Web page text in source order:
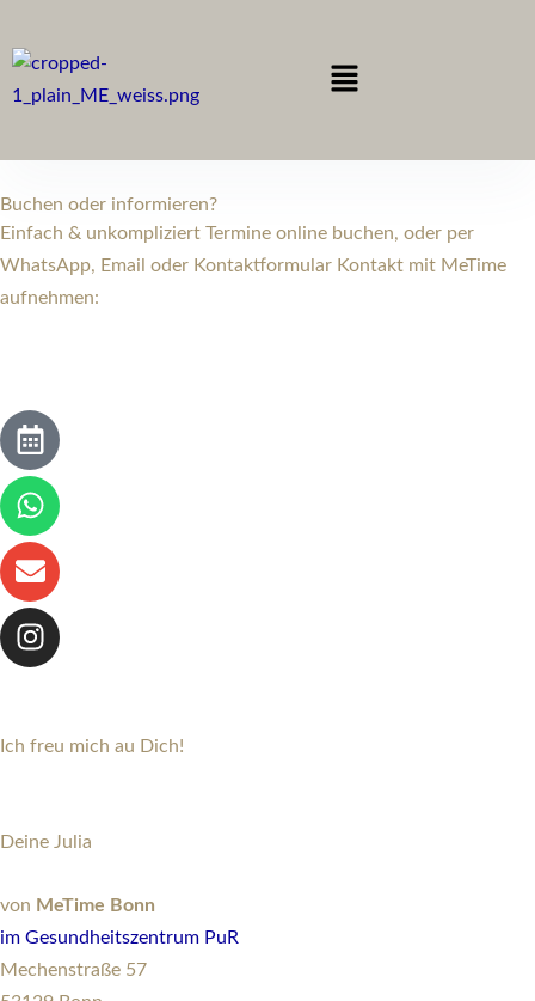
Inhalt
springen
Menü
Buchen oder informieren?
Einfach & unkompliziert Termine online buchen, oder per
WhatsApp, Email oder Kontaktformular Kontakt mit MeTime
aufnehmen:
C
a
l
e
n
d
a
r
-
t
W
h
a
t
s
a
p
p
E
n
v
e
l
o
p
e
I
n
s
t
a
g
r
a
m
Ich freu mich au Dich!
Deine Julia
von MeTime Bonn
im Gesundheitszentrum PuR
Mechenstraße 57